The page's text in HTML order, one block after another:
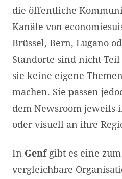
die öffentliche
Kanäle von
Brüssel, Bern, Lugano
Standorte sind nicht
sie keine eigene
machen. Sie passen
dem Newsroom jeweils
oder visuell an ihre
In Genfgibt es eine
vergleichbare